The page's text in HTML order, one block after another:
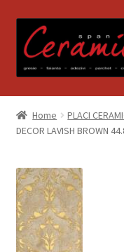
la
navigare
la
conținut
Prima pagină
Blog
Contact
Contul meu
Coș
Home PLACI
DECOR LAVISH BROWN